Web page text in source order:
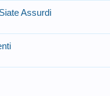
Assurdi